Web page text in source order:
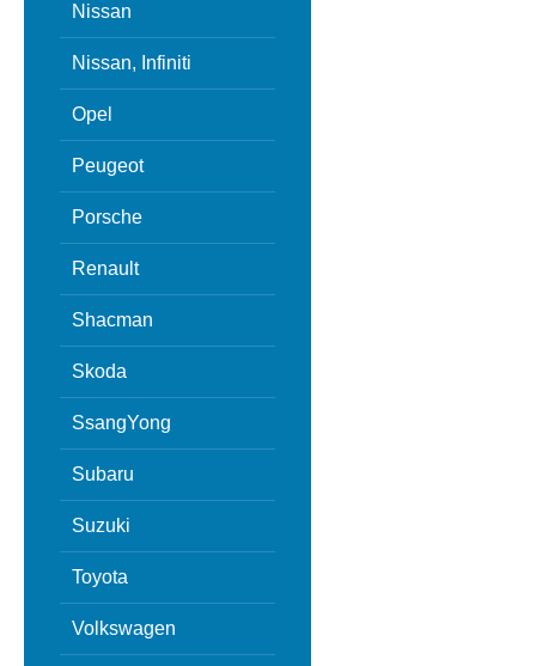
Nissan
Nissan, Infiniti
Opel
Peugeot
Porsche
Renault
Shacman
Skoda
SsangYong
Subaru
Suzuki
Toyota
Volkswagen